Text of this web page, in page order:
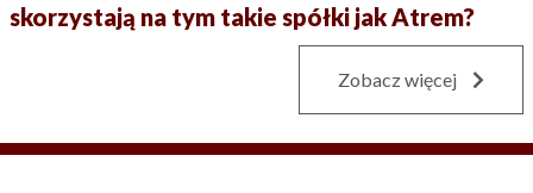
skorzystają na tym takie spółki jak Atrem?
Zobacz więcej